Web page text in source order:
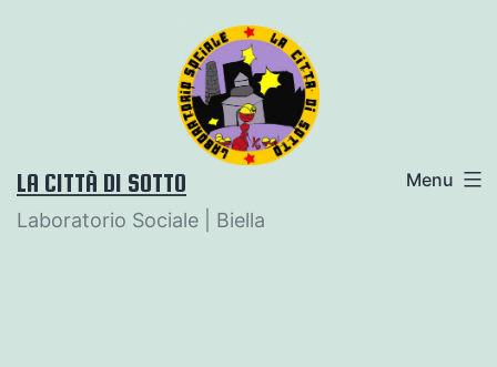
LA CITTÀ DI SOTTO
Laboratorio Sociale | Biella
Menu